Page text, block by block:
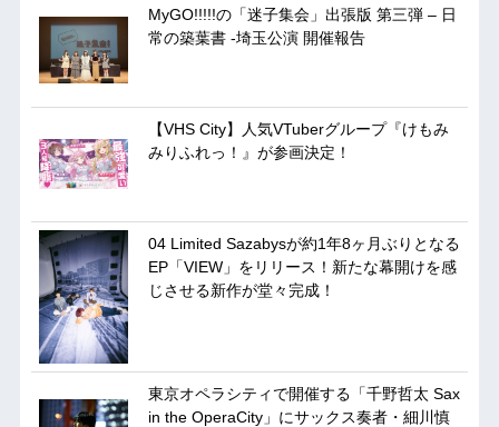
MyGO!!!!!の「迷子集会」出張版 第三弾 – 日
常の築葉書 -埼玉公演 開催報告
【VHS City】人気VTuberグループ『けもみ
みりふれっ！』が参画決定！
04 Limited Sazabysが約1年8ヶ月ぶりとなる
EP「VIEW」をリリース！新たな幕開けを感
じさせる新作が堂々完成！
東京オペラシティで開催する「千野哲太 Sax
in the OperaCity」にサックス奏者・細川慎